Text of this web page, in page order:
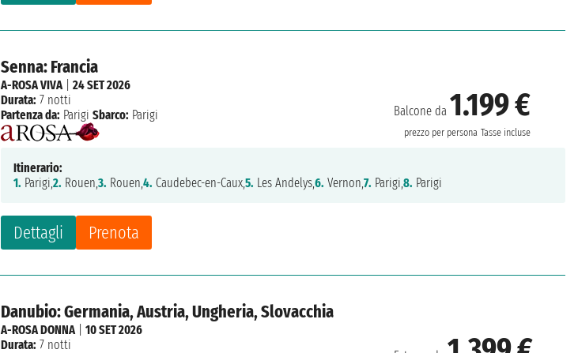
Senna: Francia
Balcone da 1.199 €
prezzo per persona Tasse incluse
Dettagli Prenota
A-ROSA VIVA|24 SET 2026
Durata: 7 notti
Partenza da: Parigi Sbarco: Parigi
Itinerario:
1. Parigi,2. Rouen,3. Rouen,4. Caudebec-en-Caux,5. Les Andelys,6. Vernon,7. Parigi,8. Parigi
Danubio: Germania, Austria, Ungheria, Slovacchia
A-ROSA DONNA|10 SET 2026
Durata: 7 notti